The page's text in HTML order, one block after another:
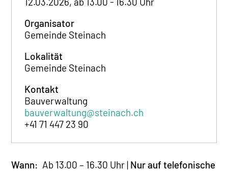
Organisator
Gemeinde Steinach
Lokalität
Gemeinde Steinach
Kontakt
Bauverwaltung
bauverwaltung@steinach.ch
+41 71 447 23 90
Wann: Ab 13.00 – 16.30 Uhr | Nur auf telefonische